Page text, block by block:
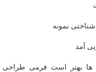
نمونه
آمد
ها بهتر است فرمی